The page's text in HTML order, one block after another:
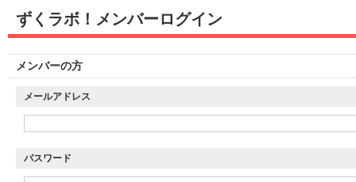
ずくラボ！メンバーログイン
メンバーの方
メールアドレス
パスワード